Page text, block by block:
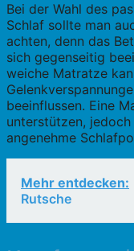
Bei der Wahl des
Schlaf sollte man
achten, denn das
sich gegenseitig
weiche Matratze
beeinflussen. Eine
unterstützen,
angenehme
Mehr entdecken:
Rutsche